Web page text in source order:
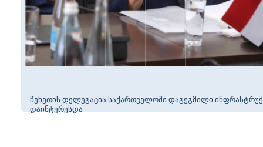
ჩეხეთის დელეგაცია საქართველოში დაგეგმილი
დაინტერესდა